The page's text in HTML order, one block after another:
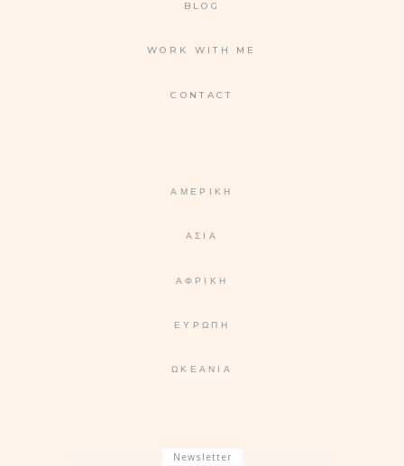
BLOG
WORK WITH ME
CONTACT
ΑΜΕΡΙΚΉ
ΑΣΊΑ
ΑΦΡΙΚΉ
ΕΥΡΏΠΗ
ΩΚΕΑΝΊΑ
Newsletter